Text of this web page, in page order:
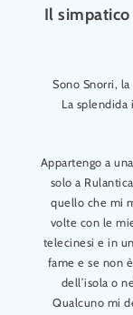
Il simpatico
Sono Snorri,
La splendida
Appartengo a
solo a
quello che mi
volte con le
telecinesi e in
fame e se non
dell’isola o
Qualcuno mi